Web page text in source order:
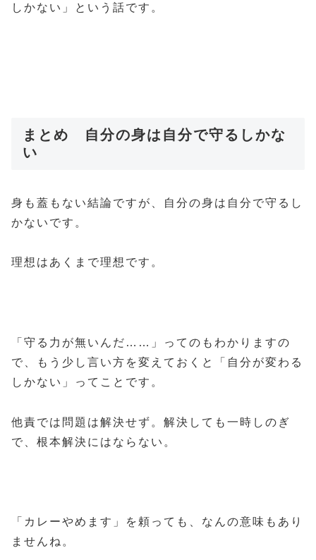
しかない」という話です。
まとめ 自分の身は自分で守るしかな
い
身も蓋もない結論ですが、自分の身は自分で守るし
かないです。
理想はあくまで理想です。
「守る力が無いんだ……」ってのもわかりますの
で、もう少し言い方を変えておくと「自分が変わる
しかない」ってことです。
他責では問題は解決せず。解決しても一時しのぎ
で、根本解決にはならない。
「カレーやめます」を頼っても、なんの意味もあり
ませんね。